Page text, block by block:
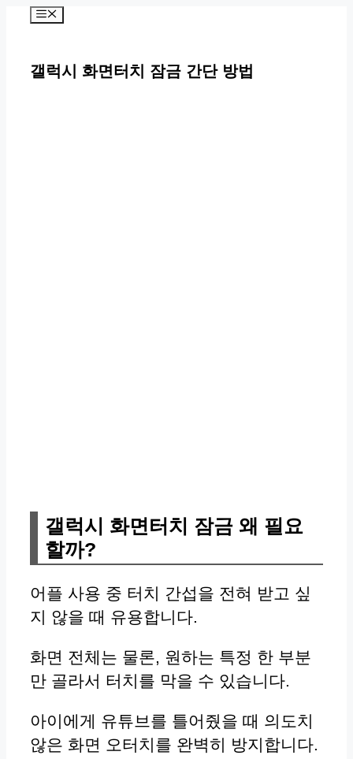
메
갤럭시 화면터치 잠금 간단 방법
갤럭시 화면터치 잠금 왜 필요
할까?
어플 사용 중 터치 간섭을 전혀 받고 싶
지 않을 때 유용합니다.
화면 전체는 물론, 원하는 특정 한 부분
만 골라서 터치를 막을 수 있습니다.
아이에게 유튜브를 틀어줬을 때 의도치
않은 화면 오터치를 완벽히 방지합니다.